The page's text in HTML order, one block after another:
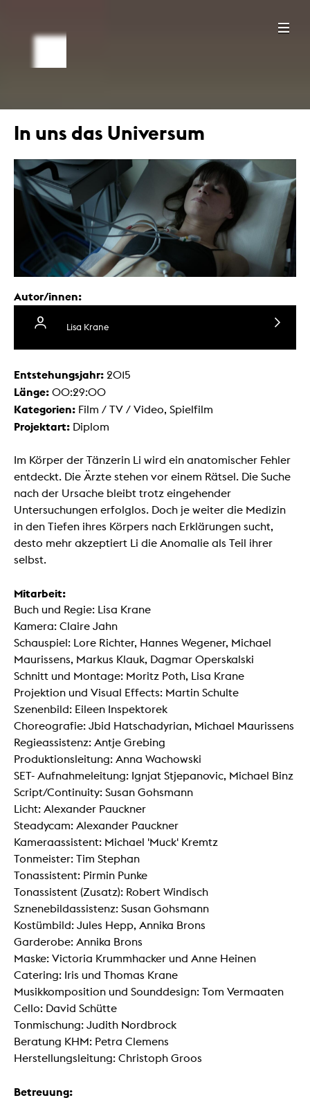
In uns das Universum
Autor/innen:
Lisa Krane
Entstehungsjahr: 2015
Länge: 00:29:00
Kategorien: Film / TV / Video, Spielfilm
Projektart: Diplom
Im Körper der Tänzerin Li wird ein anatomischer Fehler
entdeckt. Die Ärzte stehen vor einem Rätsel. Die Suche
nach der Ursache bleibt trotz eingehender
Untersuchungen erfolglos. Doch je weiter die Medizin
in den Tiefen ihres Körpers nach Erklärungen sucht,
desto mehr akzeptiert Li die Anomalie als Teil ihrer
selbst.
Mitarbeit:
Buch und Regie: Lisa Krane
Kamera: Claire Jahn
Schauspiel: Lore Richter, Hannes Wegener, Michael
Maurissens, Markus Klauk, Dagmar Operskalski
Schnitt und Montage: Moritz Poth, Lisa Krane
Projektion und Visual Effects: Martin Schulte
Szenenbild: Eileen Inspektorek
Choreografie: Jbid Hatschadyrian, Michael Maurissens
Regieassistenz: Antje Grebing
Produktionsleitung: Anna Wachowski
SET- Aufnahmeleitung: Ignjat Stjepanovic, Michael Binz
Script/Continuity: Susan Gohsmann
Licht: Alexander Pauckner
Steadycam: Alexander Pauckner
Kameraassistent: Michael 'Muck' Kremtz
Tonmeister: Tim Stephan
Tonassistent: Pirmin Punke
Tonassistent (Zusatz): Robert Windisch
Sznenebildassistenz: Susan Gohsmann
Kostümbild: Jules Hepp, Annika Brons
Garderobe: Annika Brons
Maske: Victoria Krummhacker und Anne Heinen
Catering: Iris und Thomas Krane
Musikkomposition und Sounddesign: Tom Vermaaten
Cello: David Schütte
Tonmischung: Judith Nordbrock
Beratung KHM: Petra Clemens
Herstellungsleitung: Christoph Groos
Betreuung: